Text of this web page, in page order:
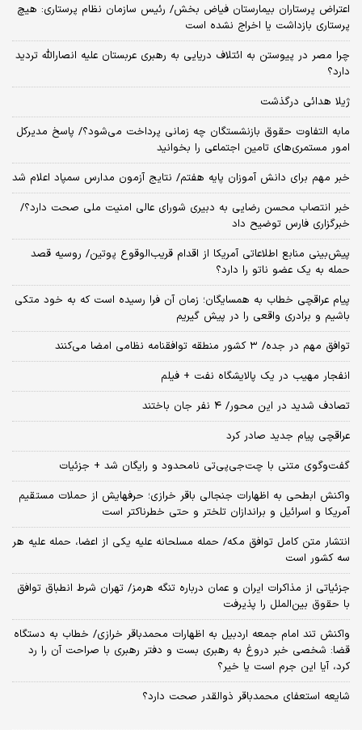
اعتراض پرستاران بیمارستان فیاض بخش/ رئیس سازمان نظام پرستاری: هیچ
پرستاری بازداشت یا اخراج نشده است
چرا مصر در پیوستن به ائتلاف دریایی به رهبری عربستان علیه انصارالله تردید
دارد؟
ژیلا هدائی درگذشت
مابه التفاوت حقوق بازنشستگان چه زمانی پرداخت می‌شود؟/ پاسخ مدیرکل
امور مستمری‌های تامین اجتماعی را بخوانید
خبر مهم برای دانش آموزان پایه هفتم/ نتایج آزمون مدارس سمپاد اعلام شد
خبر انتصاب محسن رضایی به دبیری شورای عالی امنیت ملی صحت دارد؟/
خبرگزاری فارس توضیح داد
پیش‌بینی منابع اطلاعاتی آمریکا از اقدام قریب‌الوقوع پوتین/ روسیه قصد
حمله به یک عضو ناتو را دارد؟
پیام عراقچی خطاب به همسایگان؛ زمان آن فرا رسیده است که به خود متکی
باشیم و برادری واقعی را در پیش گیریم
توافق مهم در جده/ ۳ کشور منطقه توافقنامه نظامی امضا می‌کنند
انفجار مهیب در یک پالایشگاه نفت + فیلم
تصادف شدید در این محور/ ۴ نفر جان باختند
عراقچی پیام جدید صادر کرد
گفت‌وگوی متنی با چت‌جی‌پی‌تی نامحدود و رایگان شد + جزئیات
واکنش ابطحی به اظهارات جنجالی باقر خرازی؛ حرفهایش از حملات مستقیم
آمریکا و اسرائیل و براندازان تلختر و حتی خطرناکتر است
انتشار متن کامل توافق مکه/ حمله مسلحانه علیه یکی از اعضا، حمله علیه هر
سه کشور است
جزئیاتی از مذاکرات ایران و عمان درباره تنگه هرمز/ تهران شرط انطباق توافق
با حقوق بین‌الملل را پذیرفت
واکنش تند امام جمعه اردبیل به اظهارات محمدباقر خرازی/ خطاب به دستگاه
قضا: شخصی خبر دروغ به رهبری بست و دفتر رهبری با صراحت آن را رد
کرد، آیا این جرم است یا خیر؟
شایعه استعفای محمدباقر ذوالقدر صحت دارد؟